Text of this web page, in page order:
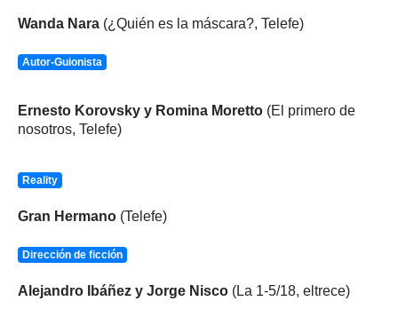
Wanda Nara (¿Quién es la máscara?, Telefe)
Autor-Guionista
Ernesto Korovsky y Romina Moretto (El primero de
nosotros, Telefe)
Reality
Gran Hermano (Telefe)
Dirección de ficción
Alejandro Ibáñez y Jorge Nisco (La 1-5/18, eltrece)